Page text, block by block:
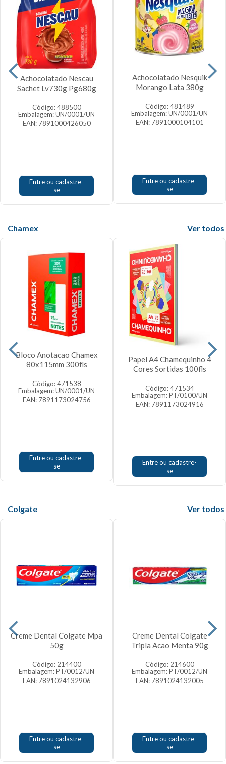
Achocolatado Nescau
Sachet Lv730g Pg680g
Código: 488500
Embalagem: UN/0001/UN
EAN: 7891000426050
Entre ou cadastre-
se
Achocolatado Nesquik
Morango Lata 380g
Código: 481489
Embalagem: UN/0001/UN
EAN: 7891000104101
Entre ou cadastre-
se
Chamex
Bloco Anotacao Chamex
80x115mm 300fls
Código: 471538
Embalagem: UN/0001/UN
EAN: 7891173024756
Entre ou cadastre-
se
Papel A4 Chamequinho 4
Cores Sortidas 100fls
Código: 471534
Embalagem: PT/0100/UN
EAN: 7891173024916
Entre ou cadastre-
se
Colgate
Creme Dental Colgate Mpa
50g
Código: 214400
Embalagem: PT/0012/UN
EAN: 7891024132906
Entre ou cadastre-
se
Creme Dental Colgate
Tripla Acao Menta 90g
Código: 214600
Embalagem: PT/0012/UN
EAN: 7891024132005
Entre ou cadastre-
se